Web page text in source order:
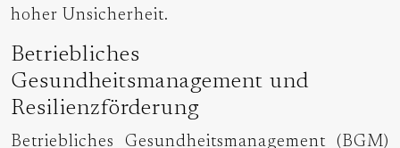
hoher Unsicherheit.
Betriebliches
Gesundheitsmanagement und
Resilienzförderung
Betriebliches Gesundheitsmanagement (BGM)